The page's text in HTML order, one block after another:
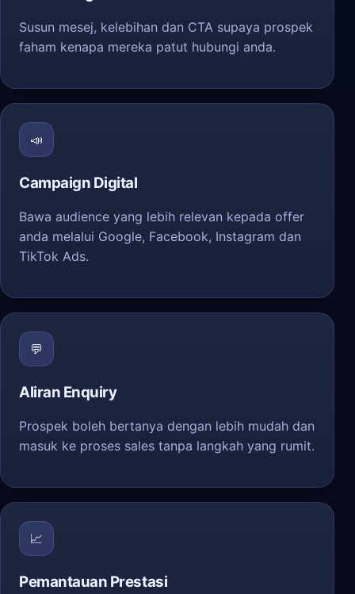
Susun mesej, kelebihan dan CTA supaya prospek
faham kenapa mereka patut hubungi anda.
📣
Campaign Digital
Bawa audience yang lebih relevan kepada offer
anda melalui Google, Facebook, Instagram dan
TikTok Ads.
💬
Aliran Enquiry
Prospek boleh bertanya dengan lebih mudah dan
masuk ke proses sales tanpa langkah yang rumit.
📈
Pemantauan Prestasi